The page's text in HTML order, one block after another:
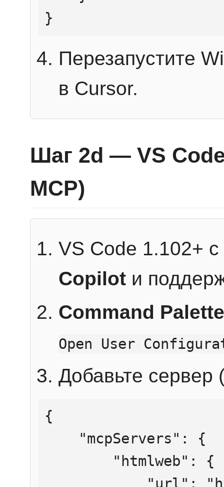
}
Перезапустите
в Cursor.
Шаг 2d — VS
MCP)
VS Code 1.102+
Copilot и
Command Palette
Open User
Добавьте сервер
{